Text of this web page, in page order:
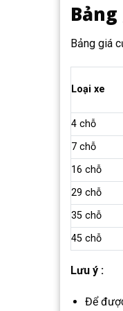
Bảng giá
Loại xe
4 chỗ
7 chỗ
16 chỗ
29 chỗ
35 chỗ
45 chỗ
Lưu ý :
Để